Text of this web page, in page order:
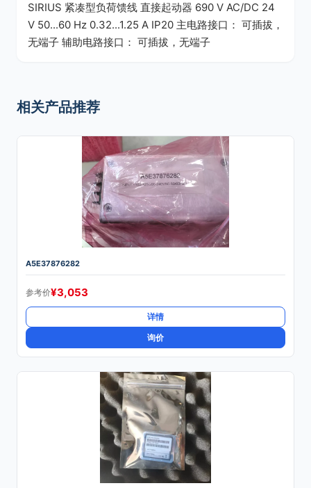
SIRIUS 紧凑型负荷馈线 直接起动器 690 V AC/DC 24
V 50...60 Hz 0.32...1.25 A IP20 主电路接口： 可插拔，
无端子 辅助电路接口： 可插拔，无端子
相关产品推荐
A5E37876282
参考价¥3,053
详情
询价